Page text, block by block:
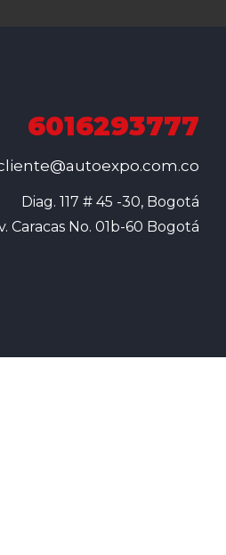
6016293777
Diag. 117 # 45 -30, Bogotá
Caracas No. 01b-60 Bogotá